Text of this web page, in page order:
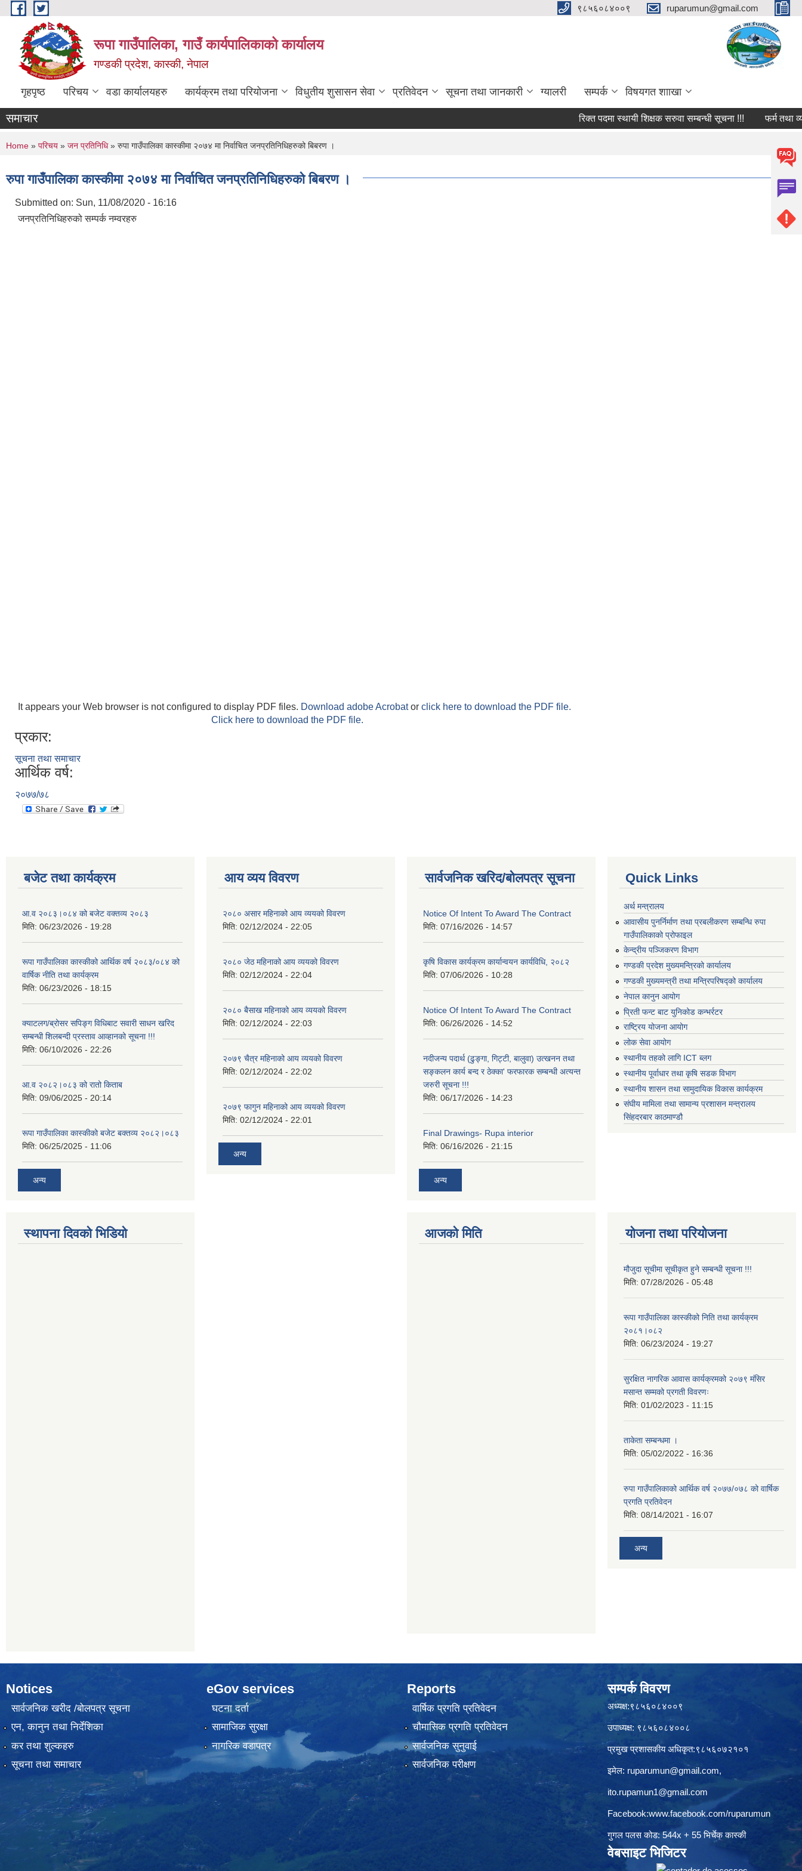
Skip to main content ९८५६०८४००९ ruparumun@gmail.com
रूपा गाउँपालिका, गाउँ कार्यपालिकाको कार्यालय
गण्डकी प्रदेश, कास्की, नेपाल
गृहपृष्ठ परिचय वडा कार्यालयहरु कार्यक्रम तथा परियोजना विधुतीय शुसासन सेवा प्रतिवेदन सूचना तथा जानकारी ग्यालरी सम्पर्क विषयगत शााखा
समाचार रिक्त पदमा स्थायी शिक्षक सरुवा सम्बन्धी सूचना !!! फर्म तथा व्यवसाय
You are here
Home » परिचय » जन प्रतिनिधि» रुपा गाउँपालिका कास्कीमा २०७४ मा निर्वाचित जनप्रतिनिधिहरुको बिबरण ।
रुपा गाउँपालिका कास्कीमा २०७४ मा निर्वाचित जनप्रतिनिधिहरुको बिबरण ।
Submitted on: Sun, 11/08/2020 - 16:16
जनप्रतिनिधिहरुको सम्पर्क नम्वरहरु
It appears your Web browser is not configured to display PDF files. Download adobe Acrobator click here to download the PDF file.
Click here to download the PDF file.
प्रकार:
सूचना तथा समाचार
आर्थिक वर्ष:
२०७७/७८
बजेट तथा कार्यक्रम
आ.व २०८३।०८४ को बजेट वक्तव्य २०८३
मिति: 06/23/2026 - 19:28
रूपा गाउँपालिका कास्कीको आर्थिक वर्ष २०८३/०८४ को
वार्षिक नीति तथा कार्यक्रम
मिति: 06/23/2026 - 18:15
क्याटलग/ब्रोसर सपिङ्ग विधिबाट सवारी साधन खरिद
सम्बन्धी शिलबन्दी प्रस्ताव आव्हानको सूचना !!!
मिति: 06/10/2026 - 22:26
आ.व २०८२।०८३ को रातो किताब
मिति: 09/06/2025 - 20:14
रूपा गाउँपालिका कास्कीको बजेट बक्तव्य २०८२।०८३
मिति: 06/25/2025 - 11:06
अन्य
आय व्यय विवरण
२०८० असार महिनाको आय व्ययको विवरण
मिति: 02/12/2024 - 22:05
२०८० जेठ महिनाको आय व्ययको विवरण
मिति: 02/12/2024 - 22:04
२०८० बैसाख महिनाको आय व्ययको विवरण
मिति: 02/12/2024 - 22:03
२०७९ चैत्र महिनाको आय व्ययको विवरण
मिति: 02/12/2024 - 22:02
२०७९ फागुन महिनाको आय व्ययको विवरण
मिति: 02/12/2024 - 22:01
अन्य
सार्वजनिक खरिद/बोलपत्र सूचना
Notice Of Intent To Award The Contract
मिति: 07/16/2026 - 14:57
कृषि विकास कार्यक्रम कार्यान्वयन कार्यविधि, २०८२
मिति: 07/06/2026 - 10:28
Notice Of Intent To Award The Contract
मिति: 06/26/2026 - 14:52
नदीजन्य पदार्थ (ढुङ्गा, गिट्टी, बालुवा) उत्खनन तथा
सङ्कलन कार्य बन्द र ठेक्का' फरफारक सम्बन्धी अत्यन्त
जरुरी सूचना !!!
मिति: 06/17/2026 - 14:23
Final Drawings- Rupa interior
मिति: 06/16/2026 - 21:15
अन्य
Quick Links
अर्थ मन्त्रालय
आवासीय पुनर्निर्माण तथा प्रबलीकरण सम्बन्धि रुपा
गाउँपालिकाको प्रोफाइल
केन्द्रीय पञ्जिकरण विभाग
गण्डकी प्रदेश मुख्यमन्त्रिको कार्यालय
गण्डकी मुख्यमन्त्री तथा मन्त्रिपरिषद्को कार्यालय
नेपाल कानुन आयोग
प्रिती फन्ट बाट युनिकोड कन्भर्रटर
राष्ट्रिय योजना आयोग
लोक सेवा आयोग
स्थानीय तहको लागि ICT ब्लग
स्थानीय पूर्वाधार तथा कृषि सडक विभाग
स्थानीय शासन तथा सामुदायिक विकास कार्यक्रम
संघीय मामिला तथा सामान्य प्रशासन मन्त्रालय
सिंहदरबार काठमाण्डौ
स्थापना दिवको भिडियो आजको मिति योजना तथा परियोजना
मौजुदा सूचीमा सूचीकृत हुने सम्बन्धी सूचना !!!
मिति: 07/28/2026 - 05:48
रूपा गाउँपालिका कास्कीको निति तथा कार्यक्रम
२०८१।०८२
मिति: 06/23/2024 - 19:27
सुरक्षित नागरिक आवास कार्यक्रमको २०७९ मंसिर
मसान्त सम्मको प्रगती विवरणः
मिति: 01/02/2023 - 11:15
ताकेता सम्बन्धमा ।
मिति: 05/02/2022 - 16:36
रुपा गाउँपालिकाको आर्थिक वर्ष २०७७/०७८ को वार्षिक
प्रगति प्रतिवेदन
मिति: 08/14/2021 - 16:07
अन्य
Notices
सार्वजनिक खरीद /बोलपत्र सूचना
एन, कानुन तथा निर्देशिका
कर तथा शुल्कहरु
सूचना तथा समाचार
eGov services
घटना दर्ता
सामाजिक सुरक्षा
नागरिक वडापत्र
Reports
वार्षिक प्रगति प्रतिवेदन
चौमासिक प्रगति प्रतिवेदन
सार्वजनिक सुनुवाई
सार्वजनिक परीक्षण
सम्पर्क विवरण
अध्यक्ष:९८५६०८४००९
उपाध्यक्ष: ९८५६०८४००८
प्रमुख प्रशासकीय अधिकृत:९८५६०७२१०१
इमेल: ruparumun@gmail.com,
ito.rupamun1@gmail.com
Facebook:www.facebook.com/ruparumun
गुगल पलस कोड: 544x + 55 भिर्चेक कास्की
वेबसाइट भिजिटर